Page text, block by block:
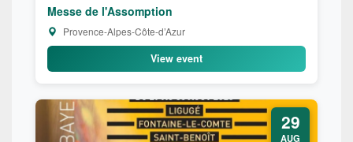
Messe de l'Assomption
Provence-Alpes-Côte-d’Azur
View event
29
AUG